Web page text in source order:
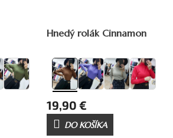
Hnedý rolák Cinnamon
19,90 €
DO KOŠÍKA